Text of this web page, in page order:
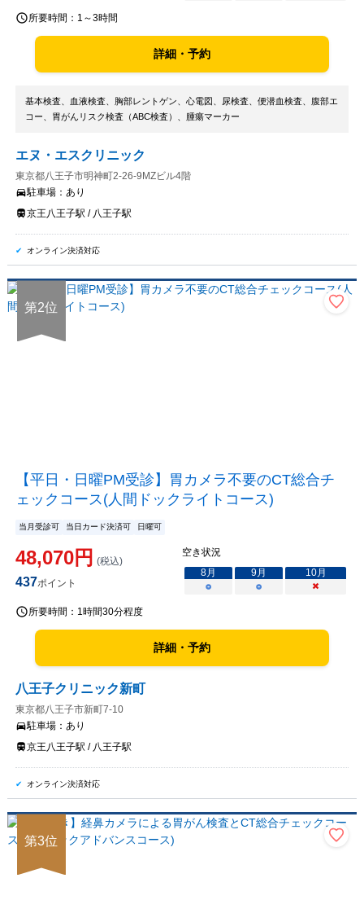
所要時間： 1～3時間
詳細・予約
基本検査、血液検査、胸部レントゲン、心電図、尿検査、便潜血検査、腹部エ
コー、胃がんリスク検査（ABC検査）、腫瘍マーカー
エヌ・エスクリニック
東京都八王子市明神町2-26-9MZビル4階
駐車場： あり
京王八王子駅 / 八王子駅
オンライン決済対応
第2位
【平日・日曜PM受診】胃カメラ不要のCT総合チ
ェックコース(人間ドックライトコース)
当月受診可 当日カード決済可 日曜可
48,070円 (税込)
437ポイント
空き状況
8月 9月 10月
○
○ ×
所要時間： 1時間30分程度
詳細・予約
八王子クリニック新町
東京都八王子市新町7-10
駐車場： あり
京王八王子駅 / 八王子駅
オンライン決済対応
第3位